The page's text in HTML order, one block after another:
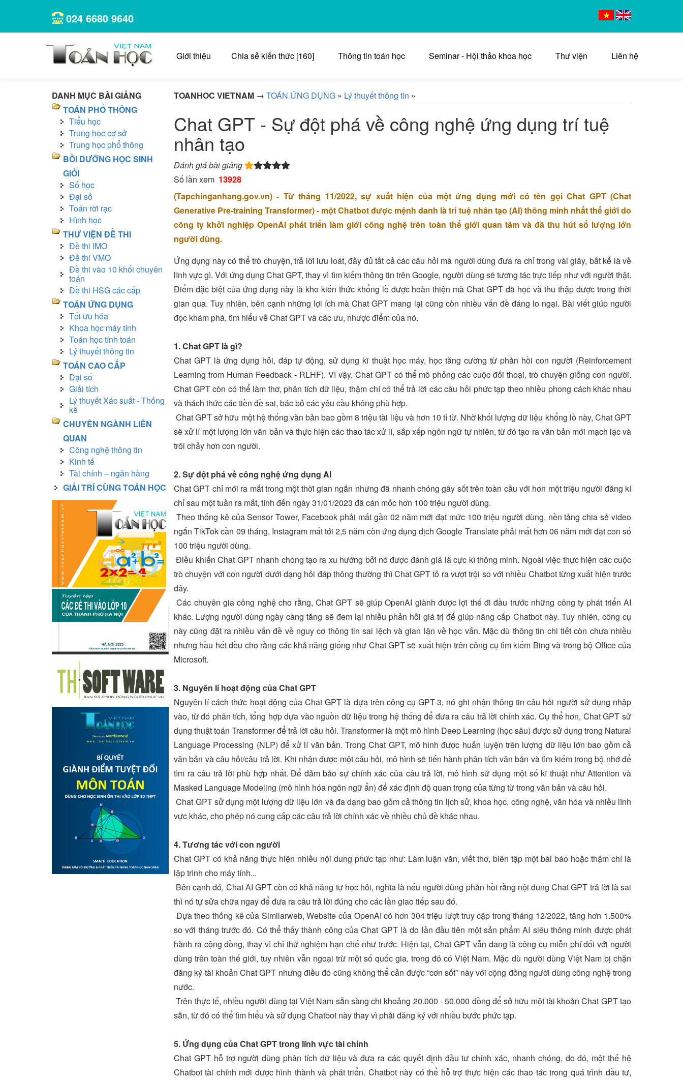
024 6680 9640
Giới thiệu Chia sẻ kiến thức [160] Thông tin toán học Seminar - Hội thảo khoa học Thư viện Liên hệ
DANH MỤC BÀI GIẢNG
TOÁN PHỔ THÔNG
Tiểu học
Trung học cơ sở
Trung học phổ thông
BỒI DƯỠNG HỌC SINH
GIỎI
Số học
Đại số
Toán rời rạc
Hình học
THƯ VIỆN ĐỀ THI
Đề thi IMO
Đề thi VMO
Đề thi vào 10 khối chuyên
toán
Đề thi HSG các cấp
TOÁN ỨNG DỤNG
Tối ưu hóa
Khoa học máy tính
Toán học tính toán
Lý thuyết thông tin
TOÁN CAO CẤP
Đại số
Giải tích
Lý thuyết Xác suất - Thống
kê
CHUYÊN NGÀNH LIÊN
QUAN
Công nghệ thông tin
Kinh tế
Tài chính – ngân hàng
GIẢI TRÍ CÙNG TOÁN HỌC
TOANHOC VIETNAM → TOÁN ỨNG DỤNG » Lý thuyết thông tin »
Chat GPT - Sự đột phá về công nghệ ứng dụng trí tuệ
nhân tạo
Đánh giá bài giảng
Số lần xem 13928
(Tapchinganhang.gov.vn) - Từ tháng 11/2022, sự xuất hiện của một ứng dụng mới có tên gọi Chat GPT (Chat
Generative Pre-training Transformer) - một Chatbot được mệnh danh là trí tuệ nhân tạo (AI) thông minh nhất thế giới do
công ty khởi nghiệp OpenAI phát triển làm giới công nghệ trên toàn thế giới quan tâm và đã thu hút số lượng lớn
người dùng.
Ứng dụng này có thể trò chuyện, trả lời lưu loát, đầy đủ tất cả các câu hỏi mà người dùng đưa ra chỉ trong vài giây, bất kể là về
lĩnh vực gì. Với ứng dụng Chat GPT, thay vì tìm kiếm thông tin trên Google, người dùng sẽ tương tác trực tiếp như với người thật.
Điểm đặc biệt của ứng dụng này là kho kiến thức khổng lồ được hoàn thiện mà Chat GPT đã học và thu thập được trong thời
gian qua. Tuy nhiên, bên cạnh những lợi ích mà Chat GPT mang lại cũng còn nhiều vấn đề đáng lo ngại. Bài viết giúp người
đọc khám phá, tìm hiểu về Chat GPT và các ưu, nhược điểm của nó.
1. Chat GPT là gì?
Chat GPT là ứng dụng hỏi, đáp tự động, sử dụng kĩ thuật học máy, học tăng cường từ phản hồi con người (Reinforcement
Learning from Human Feedback - RLHF). Vì vậy, Chat GPT có thể mô phỏng các cuộc đối thoại, trò chuyện giống con người.
Chat GPT còn có thể làm thơ, phân tích dữ liệu, thậm chí có thể trả lời các câu hỏi phức tạp theo nhiều phong cách khác nhau
và thách thức các tiền đề sai, bác bỏ các yêu cầu không phù hợp.
Chat GPT sở hữu một hệ thống văn bản bao gồm 8 triệu tài liệu và hơn 10 tỉ từ. Nhờ khối lượng dữ liệu khổng lồ này, Chat GPT
sẽ xử lí một lượng lớn văn bản và thực hiện các thao tác xử lí, sắp xếp ngôn ngữ tự nhiên, từ đó tạo ra văn bản mới mạch lạc và
trôi chảy hơn con người.
2. Sự đột phá về công nghệ ứng dụng AI
Chat GPT chỉ mới ra mắt trong một thời gian ngắn nhưng đã nhanh chóng gây sốt trên toàn cầu với hơn một triệu người đăng kí
chỉ sau một tuần ra mắt, tính đến ngày 31/01/2023 đã cán mốc hơn 100 triệu người dùng.
Theo thống kê của Sensor Tower, Facebook phải mất gần 02 năm mới đạt mức 100 triệu người dùng, nền tảng chia sẻ video
ngắn TikTok cần 09 tháng, Instagram mất tới 2,5 năm còn ứng dụng dịch Google Translate phải mất hơn 06 năm mới đạt con số
100 triệu người dùng.
Điều khiến Chat GPT nhanh chóng tạo ra xu hướng bởi nó được đánh giá là cực kì thông minh. Ngoài việc thực hiện các cuộc
trò chuyện với con người dưới dạng hỏi đáp thông thường thì Chat GPT tỏ ra vượt trội so với nhiều Chatbot từng xuất hiện trước
đây.
Các chuyên gia công nghệ cho rằng, Chat GPT sẽ giúp OpenAI giành được lợi thế đi đầu trước những công ty phát triển AI
khác. Lượng người dùng ngày càng tăng sẽ đem lại nhiều phản hồi giá trị để giúp nâng cấp Chatbot này. Tuy nhiên, công cụ
này cũng đặt ra nhiều vấn đề về nguy cơ thông tin sai lệch và gian lận về học vấn. Mặc dù thông tin chi tiết còn chưa nhiều
nhưng hầu hết đều cho rằng các khả năng giống như Chat GPT sẽ xuất hiện trên công cụ tìm kiếm Bing và trong bộ Office của
Microsoft.
3. Nguyên lí hoạt động của Chat GPT
Nguyên lí cách thức hoạt động của Chat GPT là dựa trên công cụ GPT-3, nó ghi nhận thông tin câu hỏi người sử dụng nhập
vào, từ đó phân tích, tổng hợp dựa vào nguồn dữ liệu trong hệ thống để đưa ra câu trả lời chính xác. Cụ thể hơn, Chat GPT sử
dụng thuật toán Transformer để trả lời câu hỏi. Transformer là một mô hình Deep Learning (học sâu) được sử dụng trong Natural
Language Processing (NLP) để xử lí văn bản. Trong Chat GPT, mô hình được huấn luyện trên lượng dữ liệu lớn bao gồm cả
văn bản và câu hỏi/câu trả lời. Khi nhận được một câu hỏi, mô hình sẽ tiến hành phân tích văn bản và tìm kiếm trong bộ nhớ để
tìm ra câu trả lời phù hợp nhất. Để đảm bảo sự chính xác của câu trả lời, mô hình sử dụng một số kĩ thuật như Attention và
Masked Language Modeling (mô hình hóa ngôn ngữ ẩn) để xác định độ quan trọng của từng từ trong văn bản và câu hỏi.
Chat GPT sử dụng một lượng dữ liệu lớn và đa dạng bao gồm cả thông tin lịch sử, khoa học, công nghệ, văn hóa và nhiều lĩnh
vực khác, cho phép nó cung cấp các câu trả lời chính xác về nhiều chủ đề khác nhau.
4. Tương tác với con người
Chat GPT có khả năng thực hiện nhiều nội dung phức tạp như: Làm luận văn, viết thơ, biên tập một bài báo hoặc thậm chí là
lập trình cho máy tính...
Bên cạnh đó, Chat AI GPT còn có khả năng tự học hỏi, nghĩa là nếu người dùng phản hồi rằng nội dung Chat GPT trả lời là sai
thì nó tự sửa chữa ngay để đưa ra câu trả lời đúng cho các lần giao tiếp sau đó.
Dựa theo thống kê của Similarweb, Website của OpenAI có hơn 304 triệu lượt truy cập trong tháng 12/2022, tăng hơn 1.500%
so với tháng trước đó. Có thể thấy thành công của Chat GPT là do lần đầu tiên một sản phẩm AI siêu thông minh được phát
hành ra cộng đồng, thay vì chỉ thử nghiệm hạn chế như trước. Hiện tại, Chat GPT vẫn đang là công cụ miễn phí đối với người
dùng trên toàn thế giới, tuy nhiên vẫn ngoại trừ một số quốc gia, trong đó có Việt Nam. Mặc dù người dùng Việt Nam bị chặn
đăng ký tài khoản Chat GPT nhưng điều đó cũng không thể cản được “cơn sốt” này với cộng đồng người dùng công nghệ trong
nước.
Trên thực tế, nhiều người dùng tại Việt Nam sẵn sàng chi khoảng 20.000 - 50.000 đồng để sở hữu một tài khoản Chat GPT tạo
sẵn, từ đó có thể tìm hiểu và sử dụng Chatbot này thay vì phải đăng ký với nhiều bước phức tạp.
5. Ứng dụng của Chat GPT trong lĩnh vực tài chính
Chat GPT hỗ trợ người dùng phân tích dữ liệu và đưa ra các quyết định đầu tư chính xác, nhanh chóng, do đó, một thế hệ
Chatbot tài chính mới được hình thành và phát triển. Chatbot này có thể hỗ trợ thực hiện các thao tác trong quá trình đầu tư,